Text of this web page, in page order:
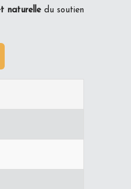
naturelledu soutien